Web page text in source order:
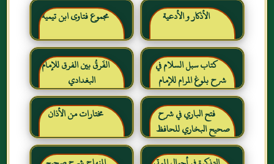
الأذكار و الأدعية مجموع فتاوى ابن تيمية
كتاب سبل السلام في
شرح بلوغ المرام للإمام
الصنعاني رحمه الله
الفَرقُ بين الفرق للإمام
البغدادي
فتح الباري في شرح
صحيح البخاري للحافظ
ابن حجر العسقلاني
مختارات من الأذان